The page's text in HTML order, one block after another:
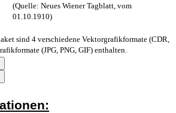
(Quelle: Neues Wiener Tagblatt, vom
01.10.1910)
sind 4 verschiedene Vektorgrafikformate (CDR,
(JPG, PNG, GIF) enthalten.